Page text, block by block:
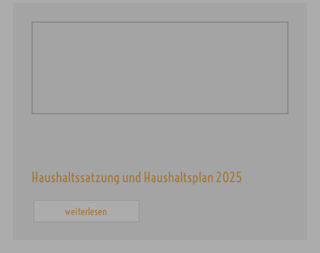
Haushaltssatzung und Haushaltsplan 2025
weiterlesen